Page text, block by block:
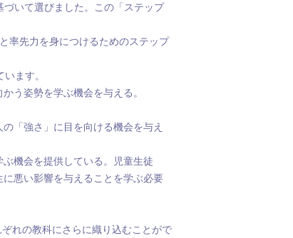
づいて選びました。この「ステップ
率先力を身につけるためのステップ
ます。
う姿勢を学ぶ機会を与える。
「強さ」に目を向ける機会を与え
機会を提供している。児童生徒
悪い影響を与えることを学ぶ必要
れの教科にさらに織り込むことがで